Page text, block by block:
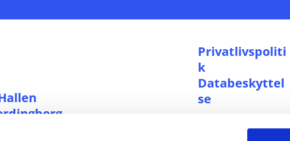
Privatlivspoliti
k
Databeskyttel
se